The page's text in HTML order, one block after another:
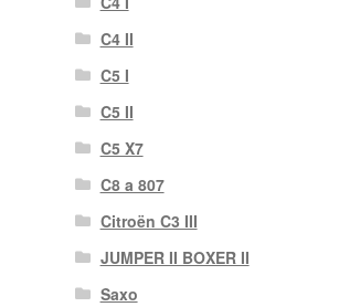
C4 II
C5 I
C5 II
C5 X7
C8 a 807
Citroën C3 III
JUMPER II BOXER II
Saxo